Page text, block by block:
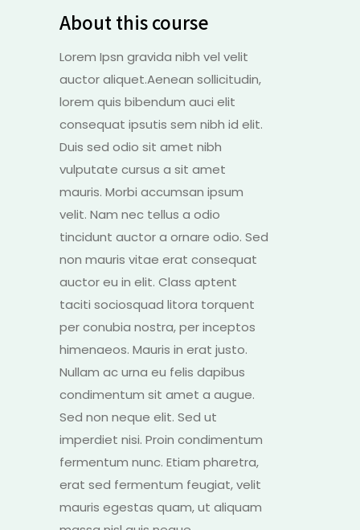
About this course
Lorem Ipsn gravida nibh vel velit
auctor aliquet.Aenean sollicitudin,
lorem quis bibendum auci elit
consequat ipsutis sem nibh id elit.
Duis sed odio sit amet nibh
vulputate cursus a sit amet
mauris. Morbi accumsan ipsum
velit. Nam nec tellus a odio
tincidunt auctor a ornare odio. Sed
non mauris vitae erat consequat
auctor eu in elit. Class aptent
taciti sociosquad litora torquent
per conubia nostra, per inceptos
himenaeos. Mauris in erat justo.
Nullam ac urna eu felis dapibus
condimentum sit amet a augue.
Sed non neque elit. Sed ut
imperdiet nisi. Proin condimentum
fermentum nunc. Etiam pharetra,
erat sed fermentum feugiat, velit
mauris egestas quam, ut aliquam